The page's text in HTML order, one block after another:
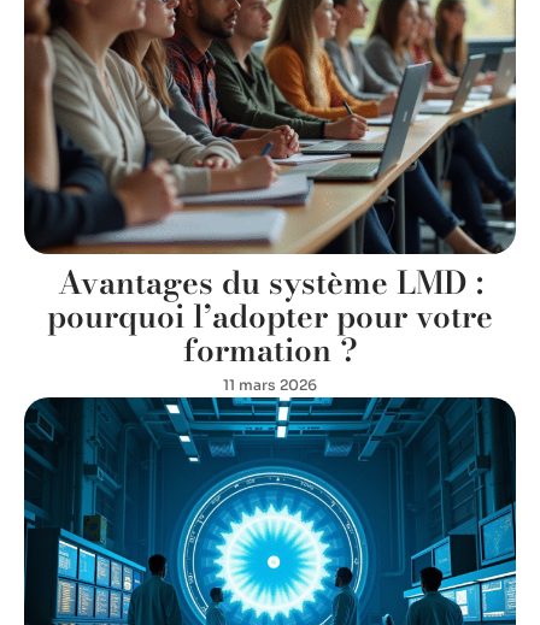
Avantages du système LMD :
pourquoi l’adopter pour votre
formation ?
11 mars 2026